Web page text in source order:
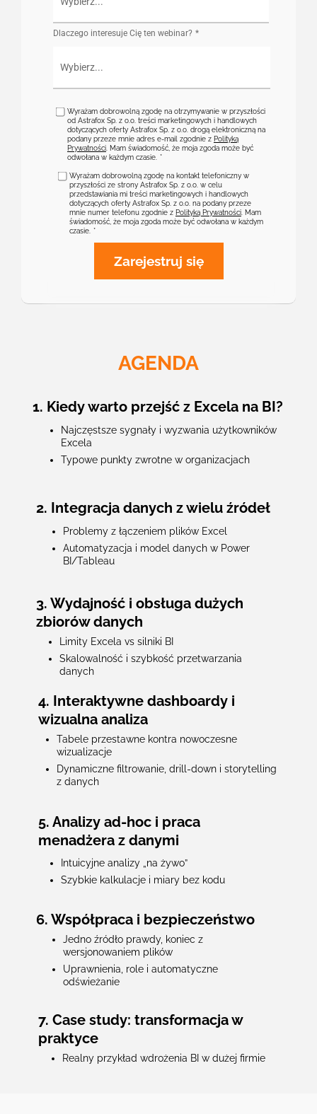
Zarejestruj się
Wyrażam dobrowolną zgodę na otrzymywanie w przyszłości
od Astrafox Sp. z o.o. treści marketingowych i handlowych
dotyczących oferty Astrafox Sp. z o.o. drogą elektroniczną na
podany przeze mnie adres e-mail zgodnie z Polityką
Prywatności. Mam świadomość, że moja zgoda może być
odwołana w każdym czasie.
Wyrażam dobrowolną zgodę na kontakt telefoniczny w
przyszłości ze strony Astrafox Sp. z o.o. w celu
przedstawiania mi treści marketingowych i handlowych
dotyczących oferty Astrafox Sp. z o.o. na podany przeze
mnie numer telefonu zgodnie z Polityką Prywatności. Mam
świadomość, że moja zgoda może być odwołana w każdym
czasie.
Dlaczego interesuje Cię ten webinar?
AGENDA
1. Kiedy warto przejść z Excela na BI?
Najczęstsze sygnały i wyzwania użytkowników
Excela
Typowe punkty zwrotne w organizacjach
2. Integracja danych z wielu źródeł
Problemy z łączeniem plików Excel
Automatyzacja i model danych w Power
BI/Tableau
Limity Excela vs silniki BI
Skalowalność i szybkość przetwarzania
danych
3. Wydajność i obsługa dużych
zbiorów danych
4. Interaktywne dashboardy i
wizualna analiza
Intuicyjne analizy „na żywo”
Szybkie kalkulacje i miary bez kodu
5. Analizy ad-hoc i praca
menadżera z danymi
Jedno źródło prawdy, koniec z
wersjonowaniem plików
Uprawnienia, role i automatyczne
odświeżanie
6. Współpraca i bezpieczeństwo
Realny przykład wdrożenia BI w dużej firmie
7. Case study: transformacja w
praktyce
Tabele przestawne kontra nowoczesne
wizualizacje
Dynamiczne filtrowanie, drill-down i storytelling
z danych